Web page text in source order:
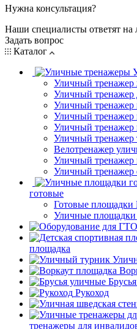
Нужна консультация?
Наши специалисты ответят
Задать вопрос
Каталог
Уличный
Уличный тренажер
Уличный тренажер
Уличный тренажер
Уличный
Уличный тренажер
Велотренажер
Уличный тренажер
Уличный тренажер
готовые
Готовые
Уличные площадки
площадка
Рукоход
тренажеры для